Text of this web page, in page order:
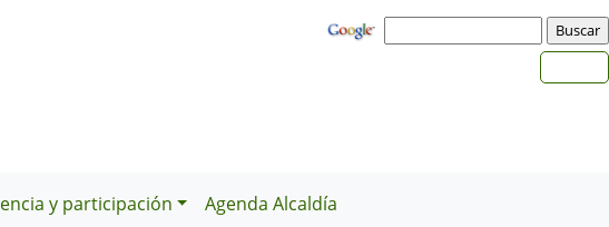
y participación Agenda Alcaldía